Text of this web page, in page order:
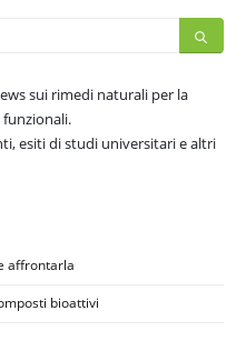
sui rimedi naturali per la
esiti di studi universitari e altri
affrontarla
bioattivi